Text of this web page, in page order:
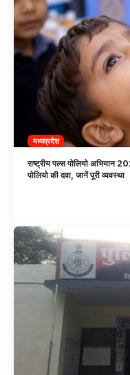
मध्यप्रदेश
राष्ट्रीय पल्स पोलियो अभियान
पोलियो की दवा, जानें पूरी व्यवस्था